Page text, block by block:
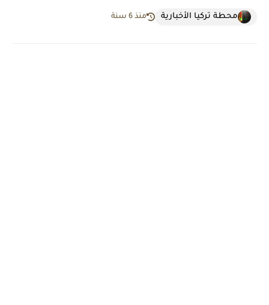
محطة تركيا الأخبارية منذ 6 سنة